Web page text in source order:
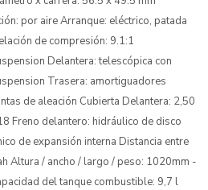
por aire Arranque: eléctrico, patada
de compresión: 9.1:1
Delantera: telescópica con
Trasera: amortiguadores
de aleación Cubierta Delantera: 2,50
Freno delantero: hidráulico de disco
de expansión interna Distancia entre
Altura / ancho / largo / peso: 1020mm -
del tanque combustible: 9,7 l